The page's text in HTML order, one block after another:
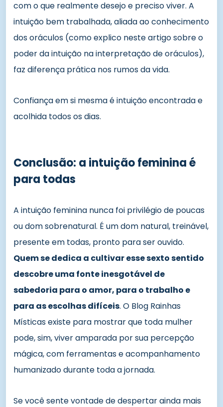
com o que realmente desejo e preciso viver. A
intuição bem trabalhada, aliada ao conhecimento
dos oráculos (como explico neste artigo sobre o
poder da intuição na interpretação de oráculos),
faz diferença prática nos rumos da vida.
Confiança em si mesma é intuição encontrada e
acolhida todos os dias.
Conclusão: a intuição feminina é
para todas
A intuição feminina nunca foi privilégio de poucas
ou dom sobrenatural. É um dom natural, treinável,
presente em todas, pronto para ser ouvido.
Quem se dedica a cultivar esse sexto sentido
descobre uma fonte inesgotável de
sabedoria para o amor, para o trabalho e
para as escolhas difíceis. O Blog Rainhas
Místicas existe para mostrar que toda mulher
pode, sim, viver amparada por sua percepção
mágica, com ferramentas e acompanhamento
humanizado durante toda a jornada.
Se você sente vontade de despertar ainda mais